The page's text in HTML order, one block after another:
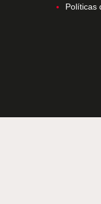
Políticas